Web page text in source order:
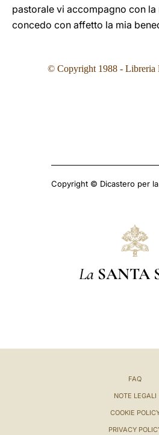
pastorale vi accompagno con la
concedo con affetto la mia
© Copyright 1988 - Libreria
Copyright © Dicastero per
La SANTA
FAQ
NOTE LEGALI
COOKIE
PRIVACY